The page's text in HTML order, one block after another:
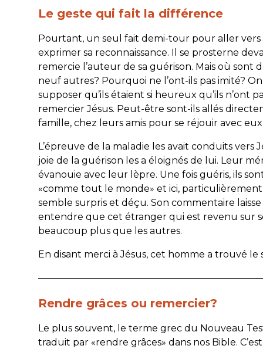
Le geste qui fait la différence
Pourtant, un seul fait demi-tour pour aller vers
exprimer sa reconnaissance. Il se prosterne
remercie l’auteur de sa guérison. Mais où sont
neuf autres? Pourquoi ne l’ont-ils pas imité?
supposer qu’ils étaient si heureux qu’ils n’ont
remercier Jésus. Peut-être sont-ils allés
famille, chez leurs amis pour se réjouir avec
L’épreuve de la maladie les avait conduits vers
joie de la guérison les a éloignés de lui. Leur
évanouie avec leur lèpre. Une fois guéris, ils
«comme tout le monde» et ici, particulièrement
semble surpris et déçu. Son commentaire
entendre que cet étranger qui est revenu sur
beaucoup plus que les autres.
En disant merci à Jésus, cet homme a trouvé le
Rendre grâces ou remercier?
Le plus souvent, le terme grec du Nouveau
traduit par «rendre grâces» dans nos Bible.